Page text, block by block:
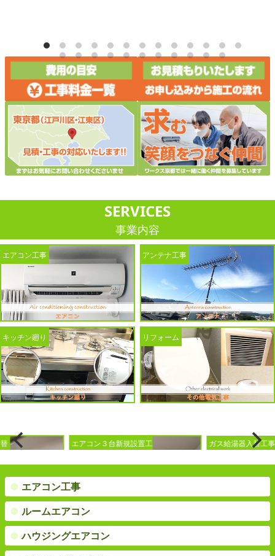
SERVICES
事業内容
エアコン工事 アンテナ工事
キッチン廻り リフォーム
エアコン３台新規設置工
ガス給湯器入替工事
● エアコン工事
● ルームエアコン
●ハウジングエアコン